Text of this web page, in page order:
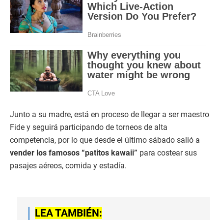
Junto a su madre, está en proceso de llegar a ser maestro
Fide y seguirá participando de torneos de alta
competencia, por lo que desde el último sábado salió a
vender los famosos “patitos kawaii” para costear sus
pasajes aéreos, comida y estadía.
LEA TAMBIÉN: